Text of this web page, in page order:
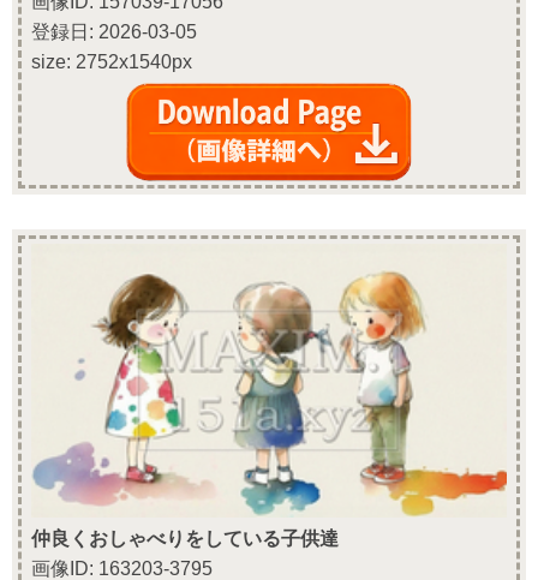
登録日: 2026-03-05
size: 2752x1540px
仲良くおしゃべりをしている子供達
画像ID: 163203-3795